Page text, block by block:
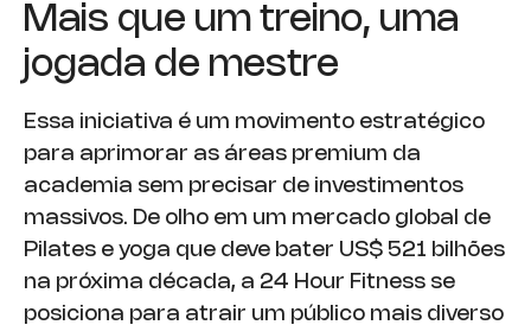
Mais que um treino, uma
jogada de mestre
Essa iniciativa é um movimento estratégico
para aprimorar as áreas premium da
academia sem precisar de investimentos
massivos. De olho em um mercado global de
Pilates e yoga que deve bater US$ 521 bilhões
na próxima década, a 24 Hour Fitness se
posiciona para atrair um público mais diverso